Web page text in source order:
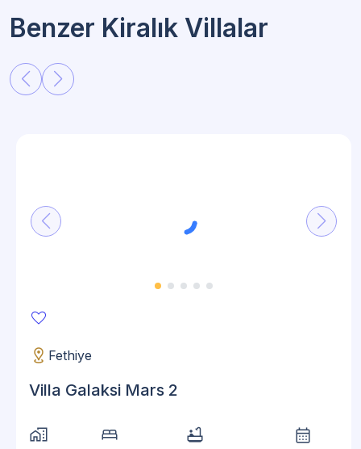
Benzer Kiralık Villalar
favorite
distance Fethiye
Villa Galaksi Mars 2
home_work bed bathtub calendar_month